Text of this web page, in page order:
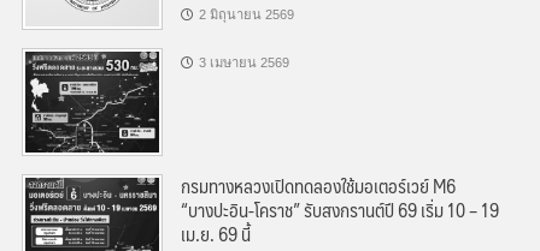
2 มิถุนายน 2569
3 เมษายน 2569
กรมทางหลวงเปิดทดลองใช้มอเตอร์เวย์ M6
“บางปะอิน-โคราช” รับสงกรานต์ปี 69 เริ่ม 10 – 19
เม.ย. 69 นี้